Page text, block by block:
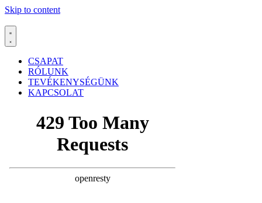
Skip to content
CSAPAT
RÓLUNK
TEVÉKENYSÉGÜNK
KAPCSOLAT